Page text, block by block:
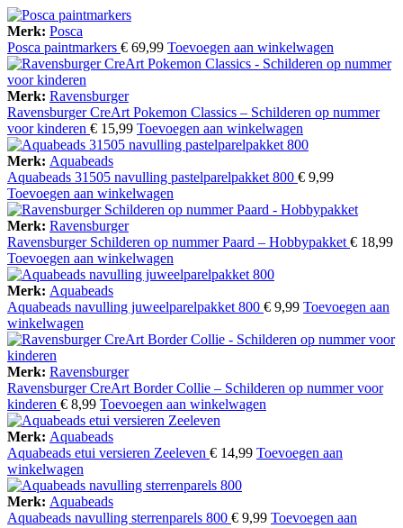
Merk: Posca
Posca paintmarkers € 69,99 Toevoegen aan winkelwagen
Merk: Ravensburger
Ravensburger CreArt Pokemon Classics – Schilderen op nummer
voor kinderen € 15,99 Toevoegen aan winkelwagen
Merk: Aquabeads
Aquabeads 31505 navulling pastelparelpakket 800 € 9,99
Toevoegen aan winkelwagen
Merk: Ravensburger
Ravensburger Schilderen op nummer Paard – Hobbypakket € 18,99
Toevoegen aan winkelwagen
Merk: Aquabeads
Aquabeads navulling juweelparelpakket 800 € 9,99 Toevoegen aan
winkelwagen
Merk: Ravensburger
Ravensburger CreArt Border Collie – Schilderen op nummer voor
kinderen € 8,99 Toevoegen aan winkelwagen
Merk: Aquabeads
Aquabeads etui versieren Zeeleven € 14,99 Toevoegen aan
winkelwagen
Merk: Aquabeads
Aquabeads navulling sterrenparels 800 € 9,99 Toevoegen aan